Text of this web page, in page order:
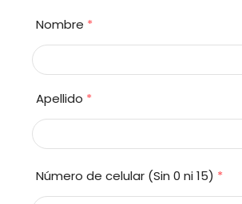
Nombre *
Apellido *
Número de celular (Sin 0 ni 15) *